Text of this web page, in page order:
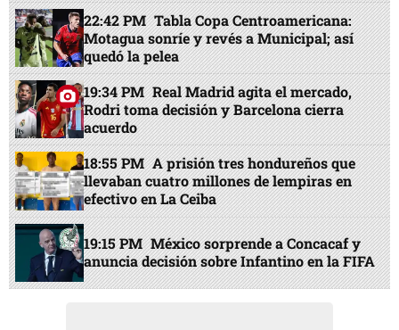
22:42 PM Tabla Copa Centroamericana:
Motagua sonríe y revés a Municipal; así
quedó la pelea
19:34 PM Real Madrid agita el mercado,
Rodri toma decisión y Barcelona cierra
acuerdo
18:55 PM A prisión tres hondureños que
llevaban cuatro millones de lempiras en
efectivo en La Ceiba
19:15 PM México sorprende a Concacaf y
anuncia decisión sobre Infantino en la FIFA